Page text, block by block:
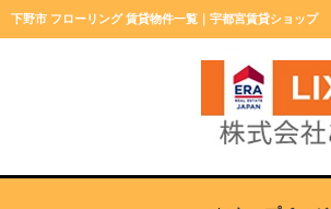
下野市 フローリング 賃貸物件一覧｜宇都宮賃貸ショップ